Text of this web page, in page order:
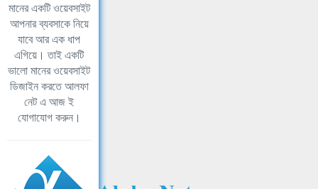
মানের একটি ওয়েবসাইট
আপনার ব্যবসাকে নিয়ে
যাবে আর এক ধাপ
এগিয়ে। তাই একটি
ভালো মানের ওয়েবসাইট
ডিজাইন করতে আলফা
নেট এ আজ ই
যোগাযোগ করুন।